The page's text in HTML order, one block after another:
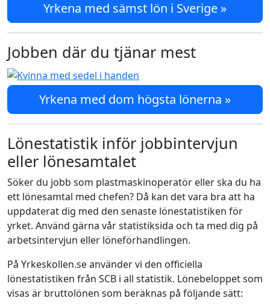
Yrkena med sämst lön i Sverige »
Jobben där du tjänar mest
Yrkena med dom högsta lönerna »
Lönestatistik inför jobbintervjun
eller lönesamtalet
Söker du jobb som plastmaskinoperatör eller ska du ha
ett lönesamtal med chefen? Då kan det vara bra att ha
uppdaterat dig med den senaste lönestatistiken för
yrket. Använd gärna vår statistiksida och ta med dig på
arbetsintervjun eller löneförhandlingen.
På Yrkeskollen.se använder vi den officiella
lönestatistiken från SCB i all statistik. Lönebeloppet som
visas är bruttolönen som beräknas på följande sätt: